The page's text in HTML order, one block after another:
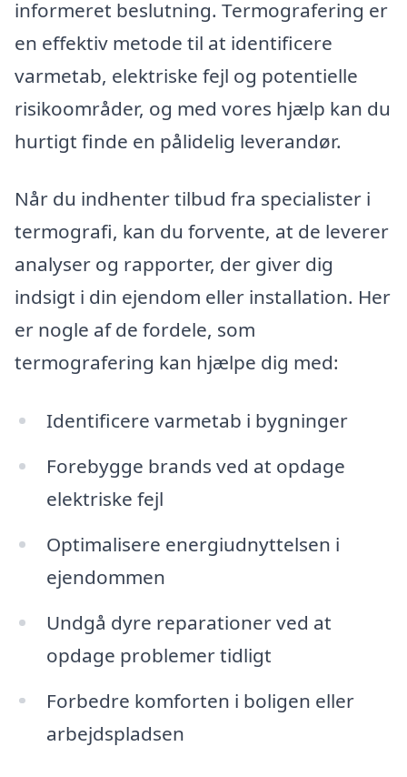
informeret beslutning. Termografering er
en effektiv metode til at identificere
varmetab, elektriske fejl og potentielle
risikoområder, og med vores hjælp kan du
hurtigt finde en pålidelig leverandør.
Når du indhenter tilbud fra specialister i
termografi, kan du forvente, at de leverer
analyser og rapporter, der giver dig
indsigt i din ejendom eller installation. Her
er nogle af de fordele, som
termografering kan hjælpe dig med:
Identificere varmetab i bygninger
Forebygge brands ved at opdage
elektriske fejl
Optimalisere energiudnyttelsen i
ejendommen
Undgå dyre reparationer ved at
opdage problemer tidligt
Forbedre komforten i boligen eller
arbejdspladsen